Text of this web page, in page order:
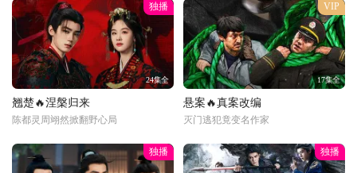
独播
24集全
翘楚🔥涅槃归来
陈都灵周翊然掀翻野心局
VIP
17集全
悬案🔥真案改编
灭门逃犯竟变名作家
独播 独播